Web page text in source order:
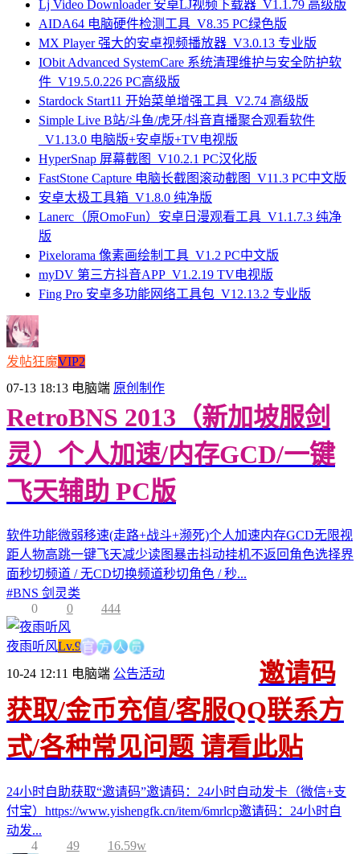
Lj Video Downloader 安卓LJ视频下载器_V1.1.79 高级版
AIDA64 电脑硬件检测工具_V8.35 PC绿色版
MX Player 强大的安卓视频播放器_V3.0.13 专业版
IObit Advanced SystemCare 系统清理维护与安全防护软
件_V19.5.0.226 PC高级版
Stardock Start11 开始菜单增强工具_V2.74 高级版
Simple Live B站/斗鱼/虎牙/抖音直播聚合观看软件
_V1.13.0 电脑版+安卓版+TV电视版
HyperSnap 屏幕截图_V10.2.1 PC汉化版
FastStone Capture 电脑长截图滚动截图_V11.3 PC中文版
安卓太极工具箱_V1.8.0 纯净版
Lanerc（原OmoFun）安卓日漫观看工具_V1.1.7.3 纯净
版
Pixelorama 像素画绘制工具_V1.2 PC中文版
myDV 第三方抖音APP_V1.2.19 TV电视版
Fing Pro 安卓多功能网络工具包_V12.13.2 专业版
发帖狂魔VIP2
07-13 18:13 电脑端 原创制作
RetroBNS 2013（新加坡服剑
灵）个人加速/内存GCD/一键
飞天辅助 PC版
软件功能微弱移速(走路+战斗+濒死)个人加速内存GCD无限视
距人物高跳一键飞天减少读图暴击抖动挂机不返回角色选择界
面秒切频道 / 无CD切换频道秒切角色 / 秒...
#BNS 剑灵类
0
0 444
夜雨听风Lv.9官方人员
10-24 12:11 电脑端 公告活动
邀请码
获取/金币充值/客服QQ联系方
式/各种常见问题 请看此贴
24小时自助获取“邀请码”邀请码：24小时自动发卡（微信+支
付宝）https://www.yishengfk.cn/item/6mrlcp邀请码：24小时自
动发...
4
49 16.59w